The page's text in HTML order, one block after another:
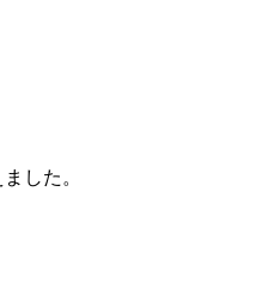
した。